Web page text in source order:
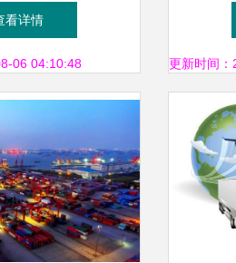
打造全供应链服
篇章
看详情
06 04:10:48
天的
更新时间